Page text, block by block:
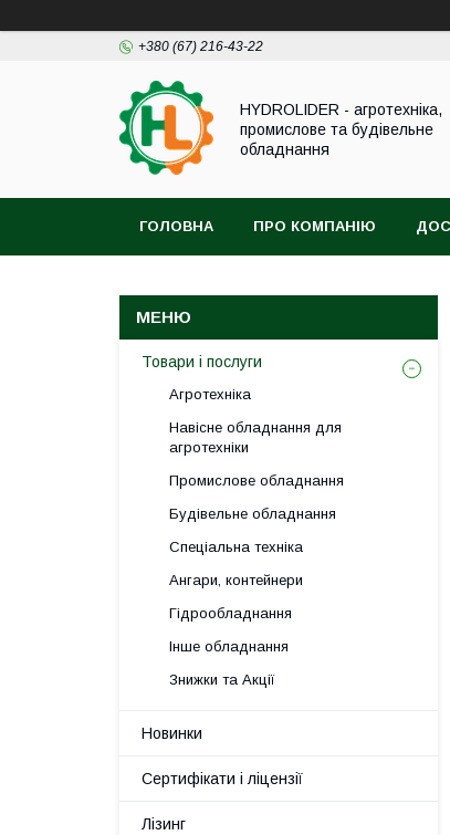
+380 (67) 216-43-22
HYDROLIDER - агротехніка,
промислове та будівельне
обладнання
ГОЛОВНА ПРО КОМПАНІЮ
Товари і послуги
Агротехніка
Навісне обладнання для
агротехніки
Промислове обладнання
Будівельне обладнання
Спеціальна техніка
Ангари, контейнери
Гідрообладнання
Інше обладнання
Знижки та Акції
Новинки
Сертифікати і ліцензії
Лізинг